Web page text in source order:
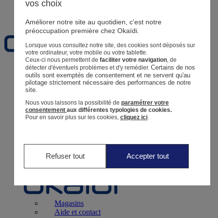
Naissance0 - 12 mois
Magasins
Retour
Bébé Fille3 mois - 5 ans
Magasins
Aide et contact
vos choix
Améliorer notre site au quotidien, c'est notre
préoccupation première chez Okaïdi.
Lorsque vous consultez notre site, des cookies sont déposés sur
votre ordinateur, votre mobile ou votre tablette.
Ceux-ci nous permettent defaciliter votre navigation , de
détecter d'éventuels problèmes et d'y remédier.Certains de nos
outils sont exemptés de consentement et ne servent qu'au
pilotage strictement nécessaire des performances de notre
site.
Nous vous laissons la possibilité deparamétrer votre
consentementaux différentes typologies de cookies.
Pour en savoir plus sur les cookies,cliquez ici
Refuser tout Accepter tout